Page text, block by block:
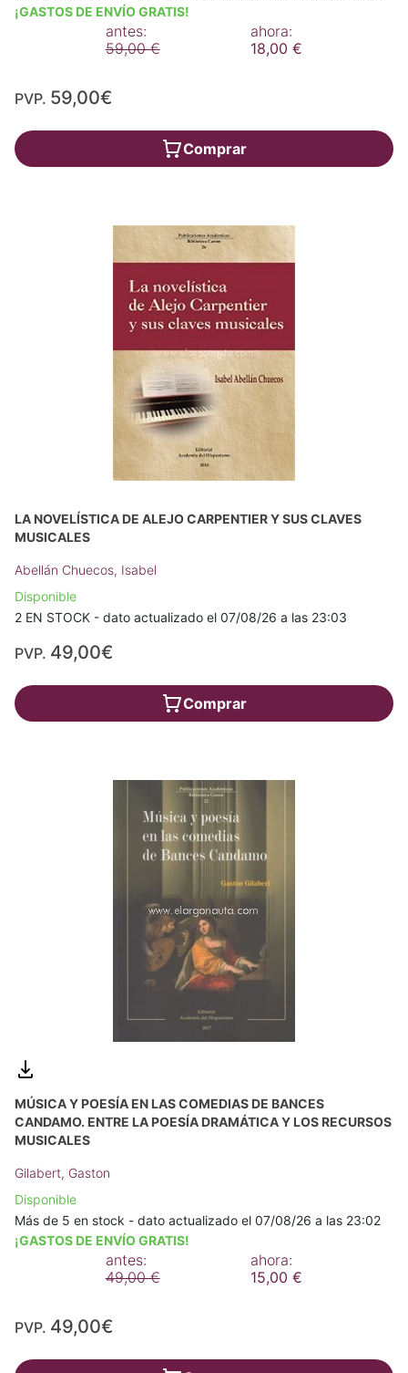
¡GASTOS DE ENVÍO GRATIS!
antes:
59,00 €
ahora:
18,00 €
PVP. 59,00€
Comprar
LA NOVELÍSTICA DE ALEJO CARPENTIER Y SUS CLAVES
MUSICALES
Abellán Chuecos, Isabel
Disponible
2 EN STOCK - dato actualizado el 07/08/26 a las 23:03
PVP. 49,00€
Comprar
MÚSICA Y POESÍA EN LAS COMEDIAS DE BANCES
CANDAMO. ENTRE LA POESÍA DRAMÁTICA Y LOS RECURSOS
MUSICALES
Gilabert, Gaston
Disponible
Más de 5 en stock - dato actualizado el 07/08/26 a las 23:02
¡GASTOS DE ENVÍO GRATIS!
antes:
49,00 €
ahora:
15,00 €
PVP. 49,00€